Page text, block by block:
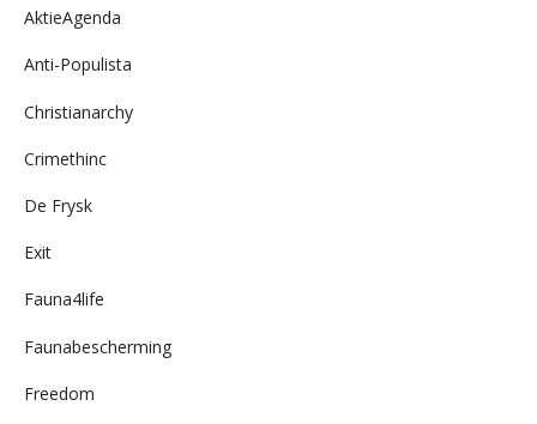
AktieAgenda
Anti-Populista
Christianarchy
Crimethinc
De Frysk
Exit
Fauna4life
Faunabescherming
Freedom